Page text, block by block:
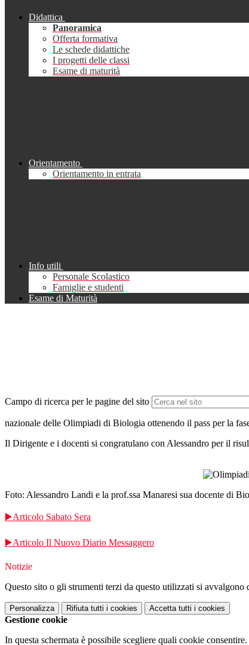
Didattica
Panoramica
Offerta formativa
Le schede didattiche
I progetti delle classi
Esame di maturità
Orientamento
Orientamento in entrata
Info utili
Personale Scolastico
Famiglie e studenti
Esame di Maturità
Campo di ricerca per le pagine del sito
nazionale delle Olimpiadi di Biologia ottenendo il pass per la
Il Dirigente e i docenti si congratulano con Alessandro per il
Foto: Alessandro Landi e la prof.ssa Manaresi sua docente di
▶️Articolo Sabato Sera
▶️Articolo Il Nuovo Diario Messaggero
Notizie
Questo sito o gli strumenti terzi da questo utilizzati si
Personalizza Rifiuta tutti i cookies Accetta tutti i cookies
Gestione cookie
In questa schermata è possibile scegliere quali cookie consentire.